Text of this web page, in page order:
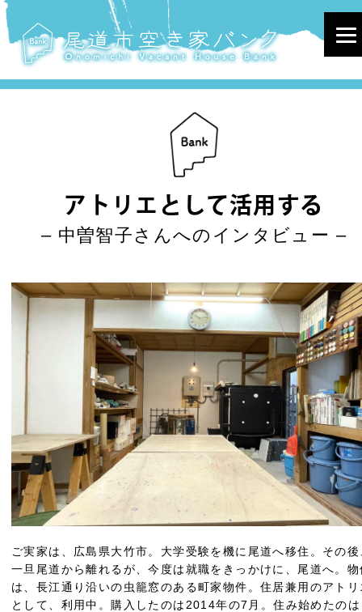
アトリエとして活用する
– 中曽智子さんへのインタビュー –
ご実家は、広島県大竹市。大学受験を機に尾道へ移住。その後
一旦尾道から離れるが、今度は就職をきっかけに、尾道へ。物
は、長江通り沿いの虫籠窓のある町家物件。住居兼用のアトリ
として、利用中。購入したのは2014年の7月。住み始めたのは